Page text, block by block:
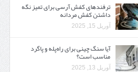
ترفندهای کفش آرسی برای تمیز نگه
داشتن کفش مردانه
آوریل 15, 2025
آیا سنگ چینی برای راه‌پله و پاگرد
مناسب است؟
آوریل 13, 2025